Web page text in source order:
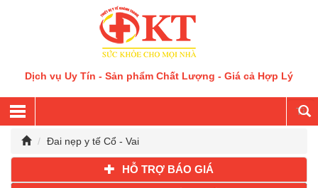
Dịch vụ Uy Tín - Sản phẩm Chất Lượng - Giá cả Hợp Lý
Đai nẹp y tế Cổ - Vai
HỖ TRỢ BÁO GIÁ